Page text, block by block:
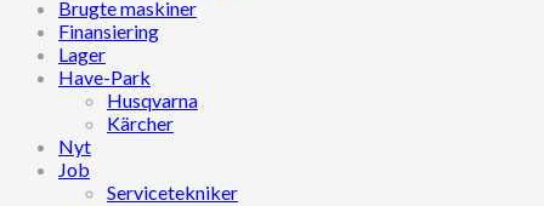
Brugte maskiner
Finansiering
Lager
Have-Park
Husqvarna
Kärcher
Nyt
Job
Servicetekniker